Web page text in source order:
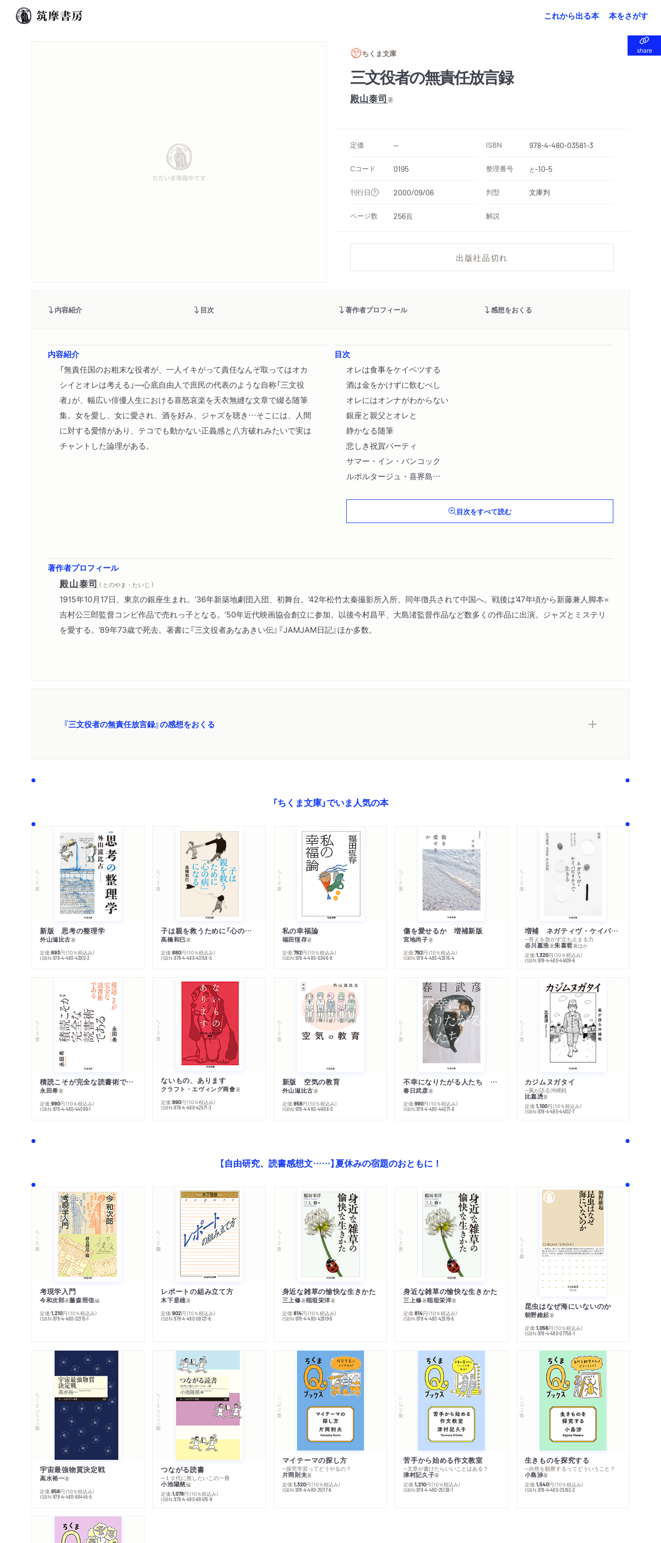
これから出る本 本をさがす
share
share
ちくま文庫
三文役者の無責任放言録
殿山泰司著
定価 -- ISBN 978-4-480-03581-3
Cコード 0195 整理番号 と-10-5
刊行日 2000/09/06 判型 文庫判
ページ数 256頁 解説
出版社品切れ
内容紹介 目次 著作者プロフィール 感想をおくる
内容紹介
「無責任国のお粗末な役者が、一人イキがって責任なんぞ取ってはオカ
シイとオレは考える」―心底自由人で庶民の代表のような自称「三文役
者」が、幅広い俳優人生における喜怒哀楽を天衣無縫な文章で綴る随筆
集。女を愛し、女に愛され、酒を好み、ジャズを聴き…そこには、人間
に対する愛情があり、テコでも動かない正義感と八方破れみたいで実は
チャントした論理がある。
目次
オレは食事をケイベツする
酒は金をかけずに飲むべし
オレにはオンナがわからない
銀座と親父とオレと
静かなる随筆
悲しき祝賀パーティ
サマー・イン・バンコック
ルポルタージュ・喜界島
目次をすべて読む
著作者プロフィール
殿山泰司 （ とのやま・たいじ ）
1915年10月17日、東京の銀座生まれ。’36年新築地劇団入団、初舞台。’42年松竹太秦撮影所入所。同年徴兵されて中国へ。戦後は’47年頃から新藤兼人脚本=
吉村公三郎監督コンビ作品で売れっ子となる。’50年近代映画協会創立に参加。以後今村昌平、大島渚監督作品など数多くの作品に出演。ジャズとミステリ
を愛する。’89年73歳で死去。著書に『三文役者あなあきい伝』『JAMJAM日記』ほか多数。
『三文役者の無責任放言録』の感想をおくる
「ちくま文庫」でいま人気の本
ちくま文庫
新版 思考の整理学
外山滋比古著
定価:693円 （10％税込み）
ISBN:978-4-480-43912-3
ちくま文庫
子は親を救うために「心の病」になる
高橋和巳著
定価:880円 （10％税込み）
ISBN:978-4-480-43158-5
ちくま文庫
私の幸福論
福田恆存著
定価:792円 （10％税込み）
ISBN:978-4-480-03416-8
ちくま文庫
傷を愛せるか 増補新版
宮地尚子著
定価:792円 （10％税込み）
ISBN:978-4-480-43816-4
ちくま文庫
増補 ネガティヴ・ケイパビリティで生きる
─答えを急がず立ち止まる力
谷川嘉浩著朱喜哲著ほか
定価:1,320円 （10％税込み）
ISBN:978-4-480-44109-6
ちくま文庫
積読こそが完全な読書術である
永田希著
定価:990円 （10％税込み）
ISBN:978-4-480-44089-1
ちくま文庫
ないもの、あります
クラフト・エヴィング商會著
定価:990円 （10％税込み）
ISBN:978-4-480-42571-3
ちくま文庫
新版 空気の教育
外山滋比古著
定価:858円 （10％税込み）
ISBN:978-4-480-44106-5
ちくま文庫
不幸になりたがる人たち 増補新版
春日武彦著
定価:990円 （10％税込み）
ISBN:978-4-480-44071-6
ちくま文庫
カジムヌガタイ
─風が語る沖縄戦
比嘉慂著
定価:1,100円 （10％税込み）
ISBN:978-4-480-44102-7
【自由研究、読書感想文……】夏休みの宿題のおともに！
ちくま文庫
考現学入門
今和次郎著藤森照信編
定価:1,210円 （10％税込み）
ISBN:978-4-480-02115-1
ちくま学芸文庫
レポートの組み立て方
木下是雄著
定価:902円 （10％税込み）
ISBN:978-4-480-08121-6
ちくま文庫
身近な雑草の愉快な生きかた
三上修著稲垣栄洋著
定価:814円 （10％税込み）
ISBN:978-4-480-42819-6
ちくま文庫
身近な雑草の愉快な生きかた
三上修著稲垣栄洋著
定価:814円 （10％税込み）
ISBN:978-4-480-42819-6
ちくま新書
昆虫はなぜ海にいないのか
朝野維起著
定価:1,056円 （10％税込み）
ISBN:978-4-480-07756-1
ちくまプリマー新書
宇宙最強物質決定戦
高水裕一著
定価:858円 （10％税込み）
ISBN:978-4-480-68445-5
ちくまプリマー新書
つながる読書
─１０代に推したいこの一冊
小池陽慈編
定価:1,078円 （10％税込み）
ISBN:978-4-480-68476-9
シリーズ・全集
マイテーマの探し方
─探究学習ってどうやるの？
片岡則夫著
定価:1,320円 （10％税込み）
ISBN:978-4-480-25117-6
シリーズ・全集
苦手から始める作文教室
─文章が書けたらいいことはある？
津村記久子著
定価:1,210円 （10％税込み）
ISBN:978-4-480-25138-1
シリーズ・全集
生きものを探究する
─自然を観察するってどういうこと？
小島渉著
定価:1,540円 （10％税込み）
ISBN:978-4-480-25163-3